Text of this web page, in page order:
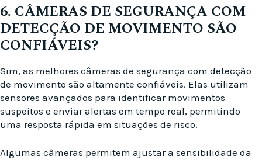
6. CÂMERAS DE SEGURANÇA COM
DETECÇÃO DE MOVIMENTO SÃO
CONFIÁVEIS?
Sim, as melhores câmeras de segurança com detecção
de movimento são altamente confiáveis. Elas utilizam
sensores avançados para identificar movimentos
suspeitos e enviar alertas em tempo real, permitindo
uma resposta rápida em situações de risco.
Algumas câmeras permitem ajustar a sensibilidade da